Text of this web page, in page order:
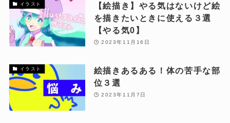
イラスト
【絵描き】やる気はないけど絵
を描きたいときに使える３選
【やる気0】
2023年11月16日
イラスト
絵描きあるある！体の苦手な部
位３選
2023年11月7日